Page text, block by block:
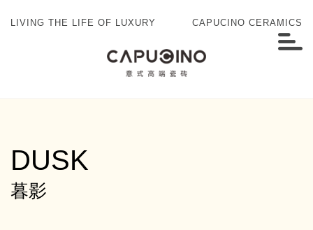
LIVING THE LIFE OF LUXURY CAPUCINO CERAMICS
DUSK
暮影